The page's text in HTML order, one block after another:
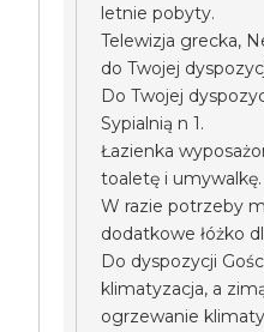
letnie pobyty.
Telewizja grecka,
do Twojej
Do Twojej
Sypialnią n 1.
Łazienka
toaletę i umywalkę.
W razie potrzeby
dodatkowe łóżko
Do dyspozycji
klimatyzacja, a
ogrzewanie